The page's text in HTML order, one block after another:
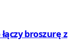
broszurę z